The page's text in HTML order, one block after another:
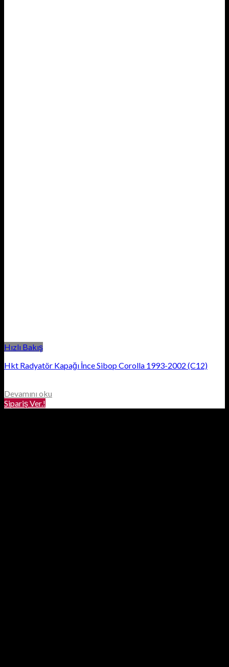
Hızlı Bakış
Hkt Radyatör Kapağı İnce Sibop Corolla 1993-2002 (C12)
Devamını oku
Sipariş Ver.!